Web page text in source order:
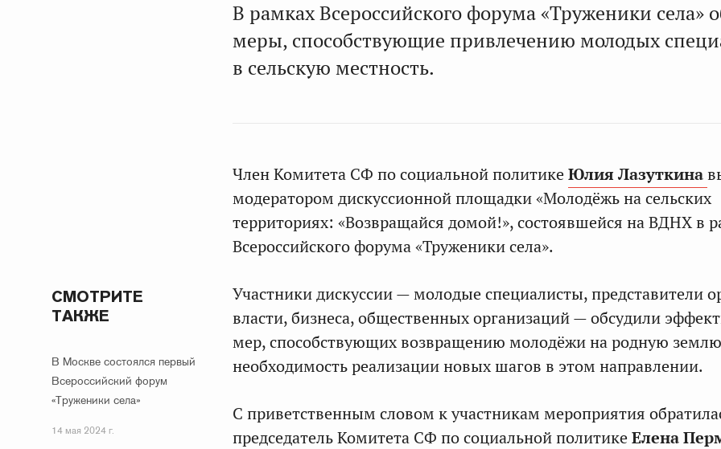
В рамках Всероссийского форума «Труженики села»
меры, способствующие привлечению молодых
в сельскую местность.
Член Комитета СФ по социальной политике Юлия Лазуткина
модератором дискуссионной площадки «Молодёжь на сельских
территориях: «Возвращайся домой!», состоявшейся на ВДНХ в
Всероссийского форума «Труженики села».
СМОТРИТЕ
ТАКЖЕ
В Москве состоялся первый
Всероссийский форум
«Труженики села»
14 мая 2024 г.
Участники дискуссии — молодые специалисты, представители
власти, бизнеса, общественных организаций — обсудили
мер, способствующих возвращению молодёжи на родную
необходимость реализации новых шагов в этом направлении.
С приветственным словом к участникам мероприятия
председатель Комитета СФ по социальной политике Елена